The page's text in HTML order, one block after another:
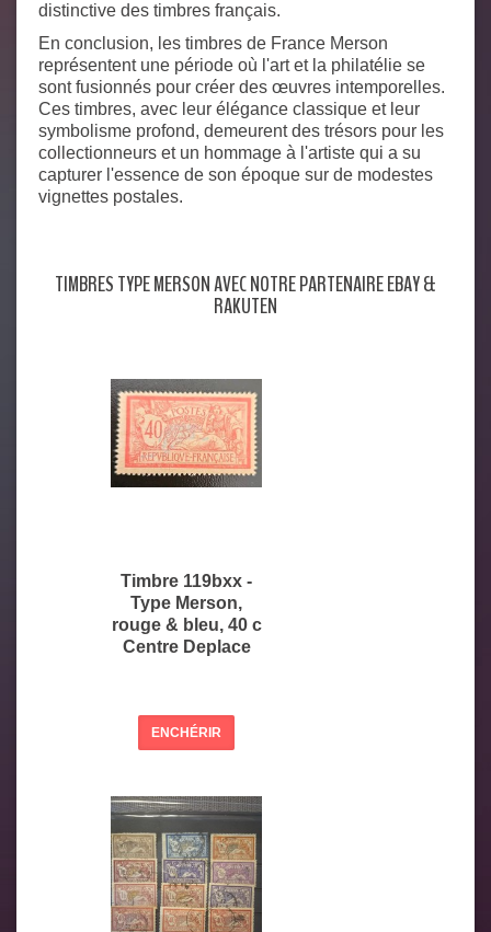
distinctive des timbres français.
En conclusion, les timbres de France Merson
représentent une période où l'art et la philatélie se
sont fusionnés pour créer des œuvres intemporelles.
Ces timbres, avec leur élégance classique et leur
symbolisme profond, demeurent des trésors pour les
collectionneurs et un hommage à l'artiste qui a su
capturer l'essence de son époque sur de modestes
vignettes postales.
TIMBRES TYPE MERSON AVEC NOTRE PARTENAIRE EBAY &
RAKUTEN
Timbre 119bxx -
Type Merson,
rouge & bleu, 40 c
Centre Deplace
ENCHÉRIR